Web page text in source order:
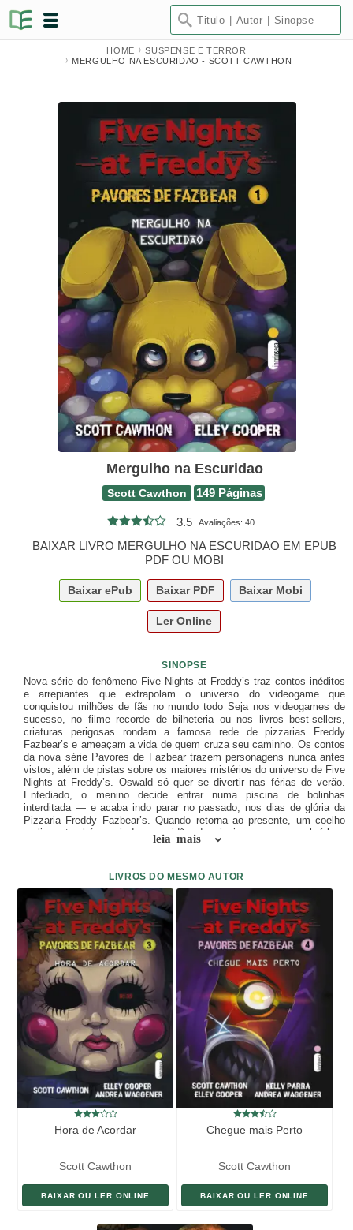
HOME
SUSPENSE E TERROR
MERGULHO NA ESCURIDAO - SCOTT CAWTHON
Mergulho na Escuridao
Scott Cawthon 149 Páginas
3.5 Avaliações: 40
BAIXAR LIVRO MERGULHO NA ESCURIDAO EM EPUB
PDF OU MOBI
Baixar ePub Baixar PDF Baixar Mobi
Ler Online
SINOPSE
Nova série do fenômeno Five Nights at Freddy’s traz contos inéditos
e arrepiantes que extrapolam o universo do videogame que
conquistou milhões de fãs no mundo todo Seja nos videogames de
sucesso, no filme recorde de bilheteria ou nos livros best-sellers,
criaturas perigosas rondam a famosa rede de pizzarias Freddy
Fazbear’s e ameaçam a vida de quem cruza seu caminho. Os contos
da nova série Pavores de Fazbear trazem personagens nunca antes
vistos, além de pistas sobre os maiores mistérios do universo de Five
Nights at Freddy’s. Oswald só quer se divertir nas férias de verão.
Entediado, o menino decide entrar numa piscina de bolinhas
interditada — e acaba indo parar no passado, nos dias de glória da
Pizzaria Freddy Fazbear’s. Quando retorna ao presente, um coelho
maligno também sai da escuridão da piscina para assombrá-lo…
Sarah está disposta a tudo para ser bonita. Certo dia, ela encontra
resgatada, a misteriosa robô se oferece para realizar o desejo de
Sarah. Desde que a menina nunca, nunca lhe desobedeça… Millie
não aguenta mais sua vida patética. Ela odeia morar com o avô,
odeia os colegas da escola e sente que ninguém a entende. Porém,
quando a garota decide se esconder da família, encontra um urso
animatrônico com sede de sangue… Unindo mistério, terror, ação e,
claro, animatrônicos assassinos, Mergulho na escuridão explora os
medos mais profundos de três jovens solitários e vai surpreender até
o fã mais corajoso de Five Nights at Freddy’s. O livro conta ainda
com a primeira parte da história “Aparição de Sutura”, que acompanha
a investigação policial sobre uma criatura perturbadora. No epílogo de
cada volume da série, uma nova parte da trama é revelada.
leia mais
LIVROS DO MESMO AUTOR
Hora de Acordar
Scott Cawthon
BAIXAR OU LER ONLINE
Chegue mais Perto
Scott Cawthon
BAIXAR OU LER ONLINE